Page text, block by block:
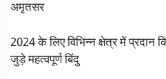
अमृतसर
2024 के लिए विभिन्न क्षेत्र में प्रदान
जुड़े महत्वपूर्ण बिंदु